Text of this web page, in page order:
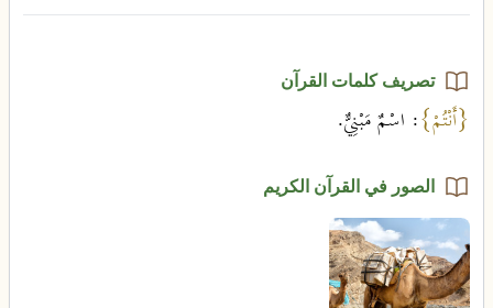
تصريف كلمات القرآن
{أَنْتُمْ}: اسْمٌ مَبْنِيٌّ.
الصور في القرآن الكريم